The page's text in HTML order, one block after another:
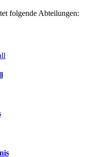
folgende Abteilungen: